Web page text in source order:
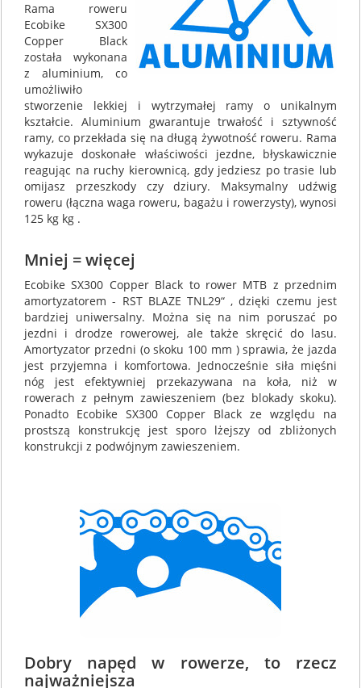
Rama roweru
Ecobike SX300
Copper Black
została wykonana
z aluminium, co
umożliwiło
stworzenie lekkiej i wytrzymałej ramy o unikalnym
kształcie. Aluminium gwarantuje trwałość i sztywność
ramy, co przekłada się na długą żywotność roweru. Rama
wykazuje doskonałe właściwości jezdne, błyskawicznie
reagując na ruchy kierownicą, gdy jedziesz po trasie lub
omijasz przeszkody czy dziury. Maksymalny udźwig
roweru (łączna waga roweru, bagażu i rowerzysty), wynosi
125 kg kg .
Mniej = więcej
Ecobike SX300 Copper Black to rower MTB z przednim
amortyzatorem - RST BLAZE TNL29“ , dzięki czemu jest
bardziej uniwersalny. Można się na nim poruszać po
jezdni i drodze rowerowej, ale także skręcić do lasu.
Amortyzator przedni (o skoku 100 mm ) sprawia, że jazda
jest przyjemna i komfortowa. Jednocześnie siła mięśni
nóg jest efektywniej przekazywana na koła, niż w
rowerach z pełnym zawieszeniem (bez blokady skoku).
Ponadto Ecobike SX300 Copper Black ze względu na
prostszą konstrukcję jest sporo lżejszy od zbliżonych
konstrukcji z podwójnym zawieszeniem.
Dobry napęd w rowerze, to rzecz
najważniejsza